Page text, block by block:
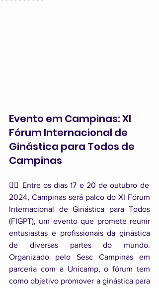
Evento em Campinas: XI
Fórum Internacional de
Ginástica para Todos de
Campinas
🤸‍♂️ Entre os dias 17 e 20 de outubro de
2024, Campinas será palco do XI Fórum
Internacional de Ginástica para Todos
(FIGPT), um evento que promete reunir
entusiastas e profissionais da ginástica
de diversas partes do mundo.
Organizado pelo Sesc Campinas em
parceria com a Unicamp, o fórum tem
como objetivo promover a ginástica para